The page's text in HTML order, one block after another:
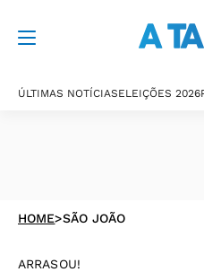
ÚLTIMAS NOTÍCIASELEIÇÕES 2026
HOME>SÃO JOÃO
ARRASOU!